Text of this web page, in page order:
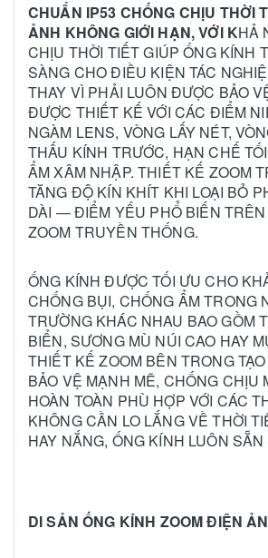
CHUẨN IP53 CHỐNG CHỊU THỜI
ẢNH KHÔNG GIỚI HẠN, VỚI KHẢ
CHỊU THỜI TIẾT GIÚP ỐNG KÍNH
SÀNG CHO ĐIỀU KIỆN TÁC
THAY VÌ PHẢI LUÔN ĐƯỢC BẢO
ĐƯỢC THIẾT KẾ VỚI CÁC ĐIỂM
NGÀM LENS, VÒNG LẤY NÉT,
THẤU KÍNH TRƯỚC, HẠN CHẾ
ẨM XÂM NHẬP. THIẾT KẾ ZOOM
TĂNG ĐỘ KÍN KHÍT KHI LOẠI BỎ
DÀI — ĐIỂM YẾU PHỔ BIẾN
ZOOM TRUYỀN THỐNG.
ỐNG KÍNH ĐƯỢC TỐI ƯU CHO
CHỐNG BỤI, CHỐNG ẨM TRONG
TRƯỜNG KHÁC NHAU BAO GỒM
BIỂN, SƯƠNG MÙ NÚI CAO HAY
THIẾT KẾ ZOOM BÊN TRONG
BẢO VỆ MẠNH MẼ, CHỐNG CHỊU
HOÀN TOÀN PHÙ HỢP VỚI CÁC
KHÔNG CẦN LO LẮNG VỀ THỜI
HAY NẮNG, ỐNG KÍNH LUÔN SẴN
DI SẢN ỐNG KÍNH ZOOM ĐIỆN